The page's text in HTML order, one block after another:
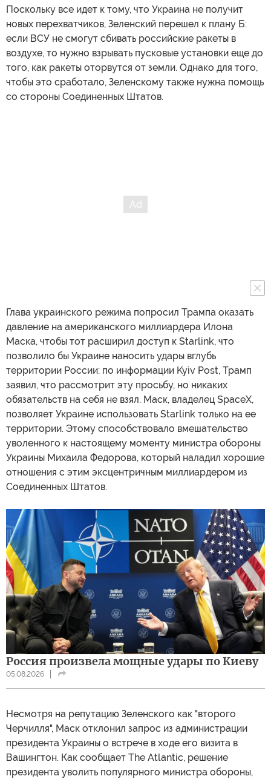
Поскольку все идет к тому, что Украина не получит
новых перехватчиков, Зеленский перешел к плану Б:
если ВСУ не смогут сбивать российские ракеты в
воздухе, то нужно взрывать пусковые установки еще до
того, как ракеты оторвутся от земли. Однако для того,
чтобы это сработало, Зеленскому также нужна помощь
со стороны Соединенных Штатов.
Глава украинского режима попросил Трампа оказать
давление на американского миллиардера Илона
Маска, чтобы тот расширил доступ к Starlink, что
позволило бы Украине наносить удары вглубь
территории России: по информации Kyiv Post, Трамп
заявил, что рассмотрит эту просьбу, но никаких
обязательств на себя не взял. Маск, владелец SpaceX,
позволяет Украине использовать Starlink только на ее
территории. Этому способствовало вмешательство
уволенного к настоящему моменту министра обороны
Украины Михаила Федорова, который наладил хорошие
отношения с этим эксцентричным миллиардером из
Соединенных Штатов.
Россия произвела мощные удары по Киеву
05.08.2026
Несмотря на репутацию Зеленского как "второго
Черчилля", Маск отклонил запрос из администрации
президента Украины о встрече в ходе его визита в
Вашингтон. Как сообщает The Atlantic, решение
президента уволить популярного министра обороны,